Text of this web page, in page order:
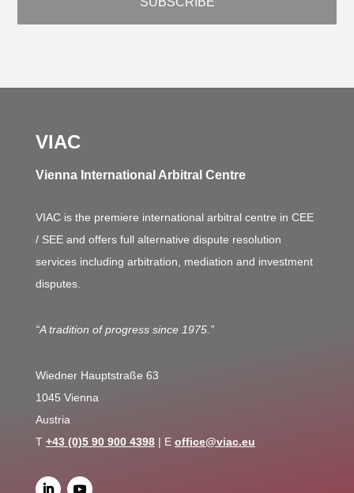
VIAC
Vienna International Arbitral Centre
VIAC is the premiere international arbitral centre in CEE
/ SEE and offers full alternative dispute resolution
services including arbitration, mediation and investment
disputes.
“A tradition of progress since 1975.”
Wiedner Hauptstraße 63
1045 Vienna
Austria
T +43 (0)5 90 900 4398| E office@viac.eu